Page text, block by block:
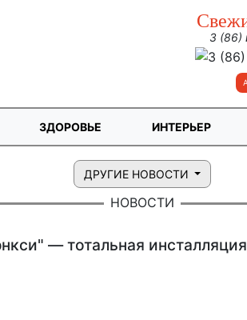
3 (86)
ЗДОРОВЬЕ ИНТЕРЬЕР
ДРУГИЕ НОВОСТИ
НОВОСТИ
— тотальная